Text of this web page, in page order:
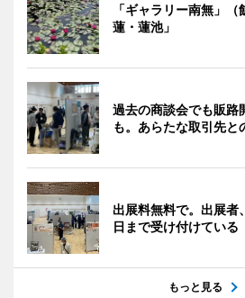
「ギャラリー南無」
蓮・蓮池」
過去の商談会でも販路
も。あらたな取引先と
出展料無料で。出展
日まで受け付けている
もっと見る